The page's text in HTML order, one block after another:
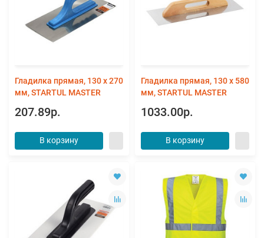
Гладилка прямая, 130 х 270
мм, STARTUL MASTER
207.89р.
В корзину
Гладилка прямая, 130 х 580
мм, STARTUL MASTER
1033.00р.
В корзину